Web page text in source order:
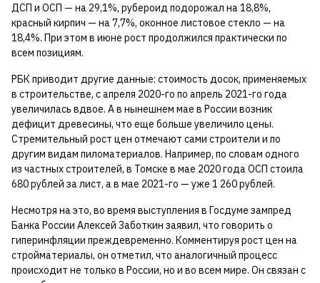
ДСП и ОСП — на 29,1%, рубероид подорожал на 18,8%,
красный кирпич — на 7,7%, оконное листовое стекло — на
18,4%. При этом в июне рост продолжился практически по
всем позициям.
РБК приводит другие данные: стоимость досок, применяемых
в строительстве, с апреля 2020-го по апрель 2021-го года
увеличилась вдвое. А в нынешнем мае в России возник
дефицит древесины, что еще больше увеличило цены.
Стремительный рост цен отмечают сами строители и по
другим видам пиломатериалов. Например, по словам одного
из частных строителей, в Томске в мае 2020 года ОСП стоила
680 рублей за лист, а в мае 2021-го — уже 1 260 рублей.
Несмотря на это, во время выступления в Госдуме зампред
Банка России Алексей Заботкин заявил, что говорить о
гиперинфляции преждевременно. Комментируя рост цен на
стройматериалы, он отметил, что аналогичный процесс
происходит не только в России, но и во всем мире. Он связан с